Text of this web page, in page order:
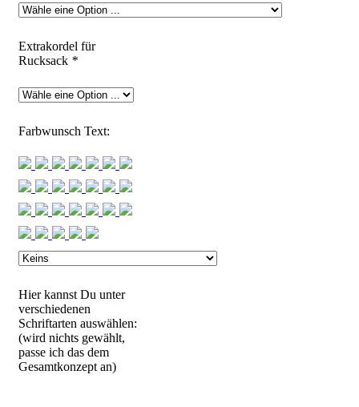
Extrakordel für
Rucksack *
Farbwunsch Text:
Hier kannst Du unter
verschiedenen
Schriftarten auswählen:
(wird nichts gewählt,
passe ich das dem
Gesamtkonzept an)